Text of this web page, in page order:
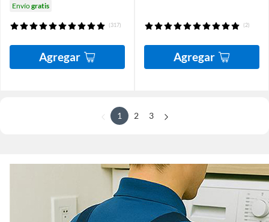
Envíogratis
(317)
Agregar
(2)
Agregar
1 2 3